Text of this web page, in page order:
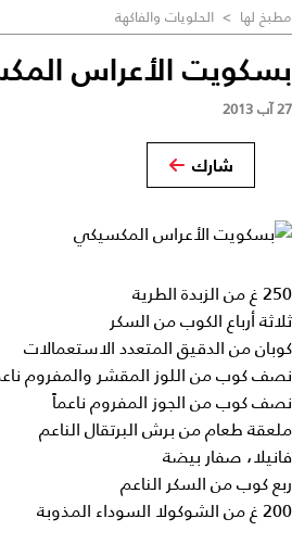
مطبخ لها > الحلويات والفاكهة
بسكويت الأعراس
27 آب 2013
شارك
250 غ من الزبدة الطرية
ثلاثة أرباع الكوب من السكر
كوبان من الدقيق المتعدد الاستعمالات
نصف كوب من اللوز المقشر والمفروم
نصف كوب من الجوز المفروم ناعماً
ملعقة طعام من برش البرتقال الناعم
فانيلا، صفار بيضة
ربع كوب من السكر الناعم
200 غ من الشوكولا السوداء المذوبة